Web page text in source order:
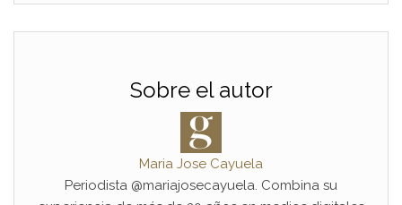
Sobre el autor
Maria Jose Cayuela
Periodista @mariajosecayuela. Combina su